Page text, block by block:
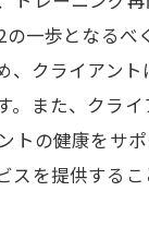
一歩となる
クライアン
また、クラ
の健康をサ
を提供する